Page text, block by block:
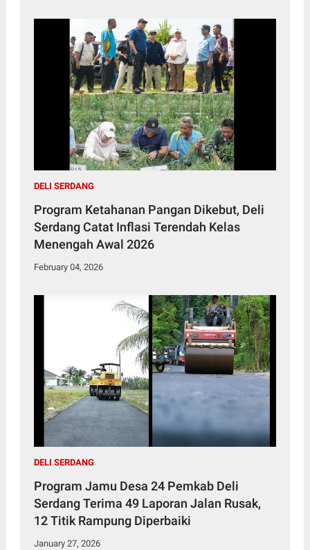
DELI SERDANG
Program Ketahanan Pangan Dikebut, Deli
Serdang Catat Inflasi Terendah Kelas
Menengah Awal 2026
February 04, 2026
DELI SERDANG
Program Jamu Desa 24 Pemkab Deli
Serdang Terima 49 Laporan Jalan Rusak,
12 Titik Rampung Diperbaiki
January 27, 2026